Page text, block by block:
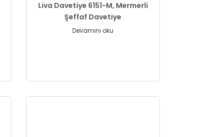
Liva Davetiye 6151-M, Mermerli
Şeffaf Davetiye
Devamını oku